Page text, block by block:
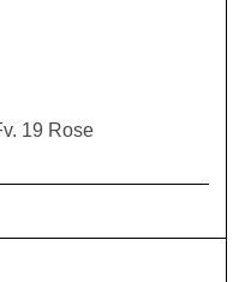
19 Rose